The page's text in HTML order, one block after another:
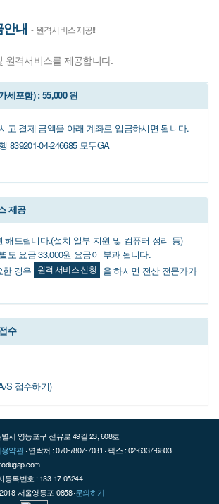
내 - 원격서비스 제공!!
원격서비스를 제공합니다.
세포함) : 55,000 원
고 결제 금액을 아래 계좌로 입금하시면 됩니다.
839201-04-246685 모두GA
제공
해드립니다.(설치 일부 지원 및 컴퓨터 정리 등)
도 요금 33,000원 요금이 부과 됩니다.
한 경우
원격 서비스 신청
을 하시면 전산 전문가가
수
S 접수하기)
시 영등포구 선유로 49길 23, 608호
용약관 · 연락처 : 070-7807-7031 · 팩스 : 02-6337-6803
등록번호 : 133-17-05244
서울영등포-0858 ·문의하기